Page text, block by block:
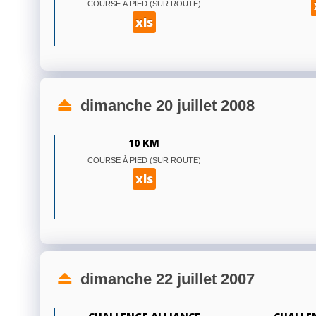
COURSE À PIED (SUR ROUTE)
xls
dimanche 20 juillet 2008
10 KM
COURSE À PIED (SUR ROUTE)
xls
dimanche 22 juillet 2007